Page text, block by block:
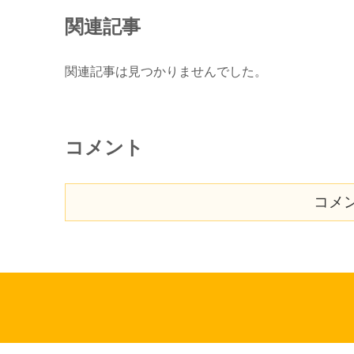
関連記事
関連記事は見つかりませんでした。
コメント
コメ